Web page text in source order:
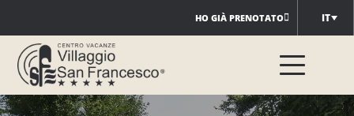
al
contenuto
HO GIÀ PRENOTATO IT